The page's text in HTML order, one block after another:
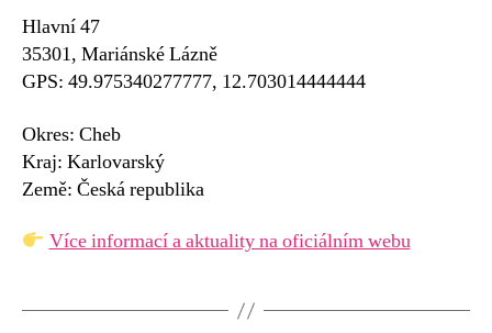
Hlavní 47
35301, Mariánské Lázně
GPS: 49.975340277777, 12.703014444444
Okres: Cheb
Kraj: Karlovarský
Země: Česká republika
Více informací a aktuality na oficiálním webu